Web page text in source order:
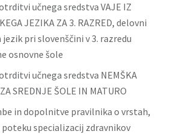
učnega sredstva VAJE IZ
JEZIKA ZA 3. RAZRED, delovni
jezik pri slovenščini v 3. razredu
osnovne šole
učnega sredstva NEMŠKA
SREDNJE ŠOLE IN MATURO
in dopolnitve pravilnika o vrstah,
specializacij zdravnikov